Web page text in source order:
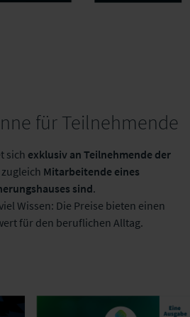
für Teilnehmende
sich exklusiv an Teilnehmende der
Mitarbeitende eines
sind.
Wissen: Die Preise bieten einen
für den beruflichen Alltag.